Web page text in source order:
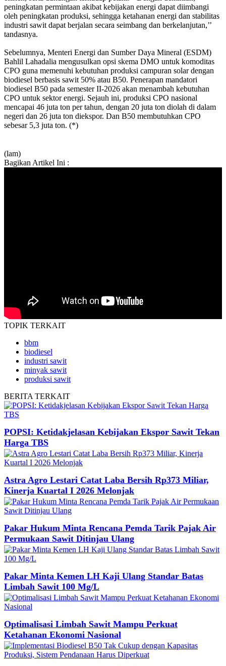
peningkatan permintaan akibat kebijakan energi dapat diimbangi
oleh peningkatan produksi, sehingga ketahanan energi dan stabilitas
industri sawit dapat berjalan secara seimbang dan berkelanjutan,’’
tandasnya.
Sebelumnya, Menteri Energi dan Sumber Daya Mineral (ESDM)
Bahlil Lahadalia mengusulkan opsi skema DMO untuk komoditas
CPO guna memenuhi kebutuhan produksi campuran solar dengan
biodiesel berbasis sawit 50% atau B50. Penerapan mandatori
biodiesel B50 pada semester II-2026 akan menambah kebutuhan
CPO untuk sektor energi. Sejauh ini, produksi CPO nasional
mencapai 46 juta ton per tahun, dengan 20 juta ton diolah di dalam
negeri dan 26 juta ton diekspor. Dan B50 membutuhkan CPO
sebesar 5,3 juta ton. (*)
(lam)
Bagikan Artikel Ini :
TOPIK TERKAIT
bbm
biodiesel
industri sawit
minyak sawit
produksi sawit
BERITA TERKAIT
POPSI: Ketidakjelasan Kebijakan Ekspor Sawit Tekan
Harga TBS
Astra Agro Lestari Catat Laba Bersih Rp373 Miliar,
Kinerja Kuartal I 2026 Melonjak
Pakar Hukum Minta Rencana Pemda Tarik Pajak Air
Permukaan Sawit Ditinjau Ulang
Pakar Minta Kemen LH Kaji Ulang Standar Batas
Limbah Sawit 100 Mg/L
Optimalisasi Limbah Sawit Mampu Perkuat
Ketahanan Ekonomi Nasional